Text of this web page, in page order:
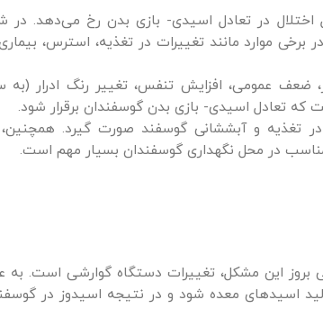
در تعادل اسیدی- بازی بدن رخ می‌دهد. در
برخی موارد مانند تغییرات در تغذیه، استرس،
ضعف عمومی، افزایش تنفس، تغییر رنگ ادرار
تعادل اسیدی- بازی بدن گوسفندان برقرار شود.
تغذیه و آبششانی گوسفند صورت گیرد. همچنین،
در محل نگهداری گوسفندان بسیار مهم است.
این مشکل، تغییرات دستگاه گوارشی است. به
اسیدهای معده شود و در نتیجه اسیدوز در